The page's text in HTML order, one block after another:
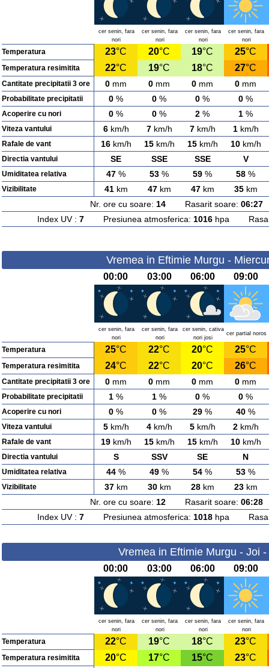
cer senin, fara
nori
cer senin, fara
nori
cer senin, fara
nori
cer senin, fara
nori
Temperatura 23°C 20°C 19°C 25°C
Temperatura resimitita 22°C 19°C 18°C 27°C
Cantitate precipitatii 3 ore 0 mm 0 mm 0 mm 0 mm
Probabilitate precipitatii 0 % 0 % 0 % 0 %
Acoperire cu nori 0 % 0 % 2 % 1 %
Viteza vantului 6km/h 7km/h 7km/h 1km/h
Rafale de vant 16km/h 15km/h 15km/h 10km/h
Directia vantului SE SSE SSE V
Umiditatea relativa 47 % 53 % 59 % 58 %
Vizibilitate 41km 47km 47km 35km
Nr. ore cu soare: 14Rasarit soare: 06:27
Index UV : 7Presiunea atmosferica: 1016hpa
Vremea in Eftimie Murgu -
00:00 03:00 06:00 09:00
cer senin, fara
nori
cer senin, fara
nori
cer senin, cativa
nori josi
cer partial noros
Temperatura 25°C 22°C 20°C 25°C
Temperatura resimitita 24°C 22°C 20°C 26°C
Cantitate precipitatii 3 ore 0 mm 0 mm 0 mm 0 mm
Probabilitate precipitatii 1 % 1 % 0 % 0 %
Acoperire cu nori 0 % 0 % 29 % 40 %
Viteza vantului 5km/h 4km/h 5km/h 2km/h
Rafale de vant 19km/h 15km/h 15km/h 10km/h
Directia vantului S SSV SE N
Umiditatea relativa 44 % 49 % 54 % 53 %
Vizibilitate 37km 30km 28km 23km
Nr. ore cu soare: 12Rasarit soare: 06:28
Index UV : 7Presiunea atmosferica: 1018hpa
Vremea in Eftimie Murgu - Joi
00:00 03:00 06:00 09:00
cer senin, fara
nori
cer senin, fara
nori
cer senin, fara
nori
cer senin, fara
nori
Temperatura 22°C 19°C 18°C 23°C
Temperatura resimitita 20°C 17°C 15°C 23°C